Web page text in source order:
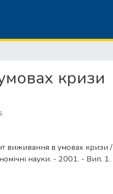
кризи
виживання в умовах кризи /
науки. - 2001. - Вип. 1.